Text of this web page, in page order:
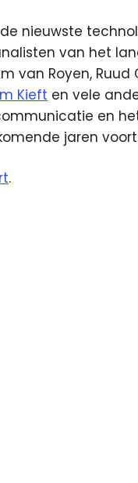
nieuwste
van het
van Royen,
Kieft en vele
en
jaren
.